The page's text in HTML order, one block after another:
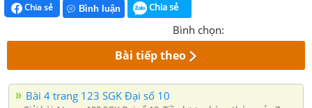
Chia sẻ Bình luận Chia sẻ
Bình chọn:
Bài tiếp theo
Bài 4 trang 123 SGK Đại số 10